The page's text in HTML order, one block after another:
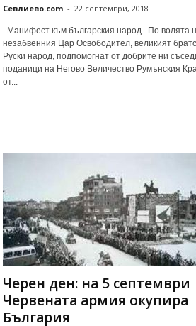
Севлиево.com - 22 септември, 2018
Манифест към българския народ По волята
незабвенния Цар Освободител, великият
Руски народ, подпомогнат от добрите ни
поданици на Негово Величество Румънския
от...
Черен ден: на 5 септември
Червената армия окупира
България